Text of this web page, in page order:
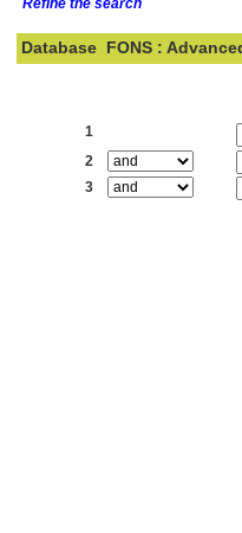
Refine the search
Database FONS :
1
2
3